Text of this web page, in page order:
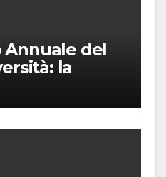
Annuale del
la